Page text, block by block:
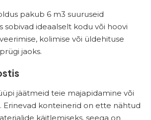
pakub 6 m3 suuruseid
sobivad ideaalselt kodu või hoovi
kolimise või üldehituse
jaoks.
jäätmeid teie majapidamine või
konteinerid on ette nähtud
käitlemiseks, seega on